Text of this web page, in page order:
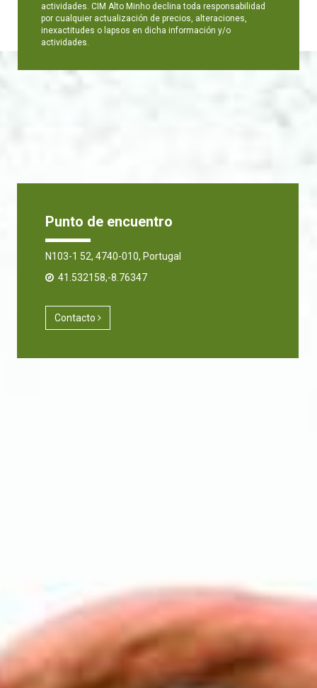
actividades. CIM Alto Minho declina toda responsabilidad
por cualquier actualización de precios, alteraciones,
inexactitudes o lapsos en dicha información y/o
actividades.
Punto de encuentro
N103-1 52, 4740-010, Portugal
41.532158,-8.76347
Contacto